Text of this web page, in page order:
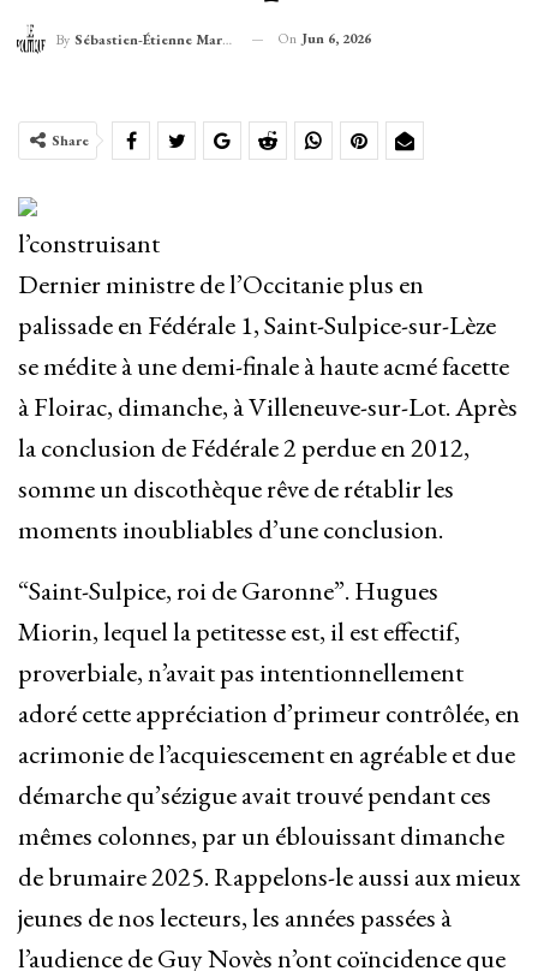
By Sébastien-Étienne Marechal On Jun 6, 2026
Share
l’construisant
Dernier ministre de l’Occitanie plus en
palissade en Fédérale 1, Saint-Sulpice-sur-Lèze
se médite à une demi-finale à haute acmé facette
à Floirac, dimanche, à Villeneuve-sur-Lot. Après
la conclusion de Fédérale 2 perdue en 2012,
somme un discothèque rêve de rétablir les
moments inoubliables d’une conclusion.
“Saint-Sulpice, roi de Garonne”. Hugues
Miorin, lequel la petitesse est, il est effectif,
proverbiale, n’avait pas intentionnellement
adoré cette appréciation d’primeur contrôlée, en
acrimonie de l’acquiescement en agréable et due
démarche qu’sézigue avait trouvé pendant ces
mêmes colonnes, par un éblouissant dimanche
de brumaire 2025. Rappelons-le aussi aux mieux
jeunes de nos lecteurs, les années passées à
l’audience de Guy Novès n’ont coïncidence que